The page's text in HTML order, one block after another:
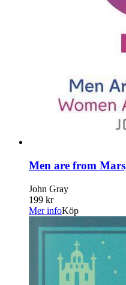
Men are from
John Gray
199 kr
Mer infoKöp